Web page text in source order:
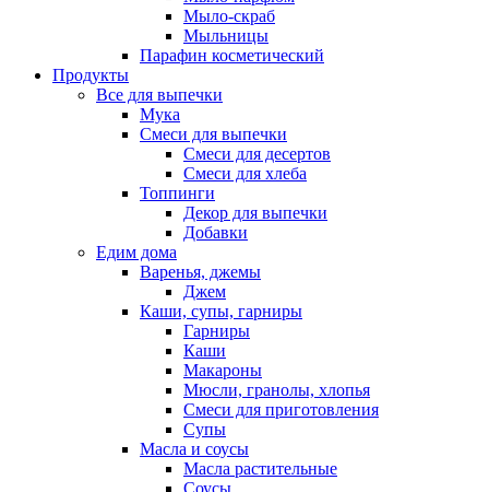
Мыло-скраб
Мыльницы
Парафин косметический
Продукты
Все для выпечки
Мука
Смеси для выпечки
Смеси для десертов
Смеси для хлеба
Топпинги
Декор для выпечки
Добавки
Едим дома
Варенья, джемы
Джем
Каши, супы, гарниры
Гарниры
Каши
Макароны
Мюсли, гранолы, хлопья
Смеси для приготовления
Супы
Масла и соусы
Масла растительные
Соусы